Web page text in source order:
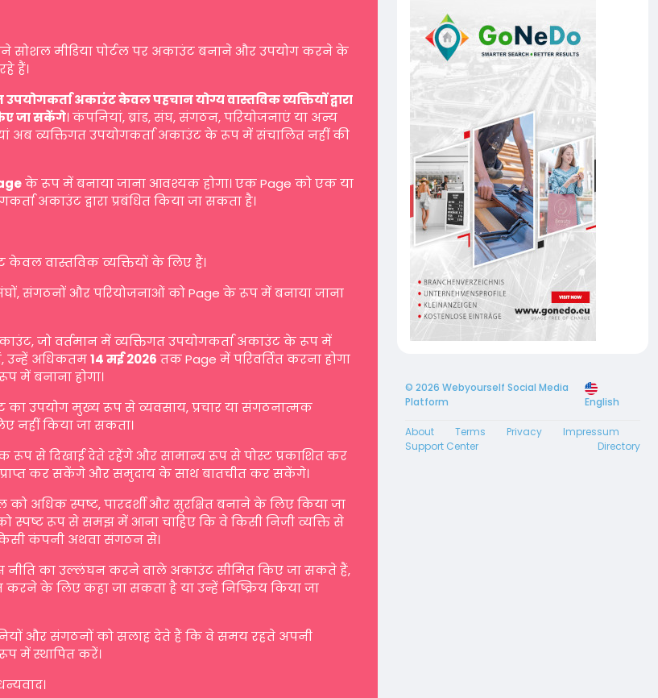
सोशल मीडिया पोर्टल पर अकाउंट बनाने और उपयोग करने के
हैं।
उपयोगकर्ता अकाउंट केवल पहचान योग्य वास्तविक व्यक्तियों द्वारा
जा सकेंगे। कंपनियां, ब्रांड, संघ, संगठन, परियोजनाएं या अन्य
अब व्यक्तिगत उपयोगकर्ता अकाउंट के रूप में संचालित नहीं की
के रूप में बनाया जाना आवश्यक होगा। एक Page को एक या
अकाउंट द्वारा प्रबंधित किया जा सकता है।
केवल वास्तविक व्यक्तियों के लिए हैं।
संघों, संगठनों और परियोजनाओं को Page के रूप में बनाया जाना
जो वर्तमान में व्यक्तिगत उपयोगकर्ता अकाउंट के रूप में
उन्हें अधिकतम14 मई 2026 तक Page में परिवर्तित करना होगा
में बनाना होगा।
का उपयोग मुख्य रूप से व्यवसाय, प्रचार या संगठनात्मक
नहीं किया जा सकता।
रूप से दिखाई देते रहेंगे और सामान्य रूप से पोस्ट प्रकाशित कर
कर सकेंगे और समुदाय के साथ बातचीत कर सकेंगे।
को अधिक स्पष्ट, पारदर्शी और सुरक्षित बनाने के लिए किया जा
स्पष्ट रूप से समझ में आना चाहिए कि वे किसी निजी व्यक्ति से
कंपनी अथवा संगठन से।
नीति का उल्लंघन करने वाले अकाउंट सीमित किए जा सकते हैं,
करने के लिए कहा जा सकता है या उन्हें निष्क्रिय किया जा
और संगठनों को सलाह देते हैं कि वे समय रहते अपनी
में स्थापित करें।
© 2026 Webyourself Social Media
Platform
English
About Terms Privacy
Impressum
Support Center
Directory